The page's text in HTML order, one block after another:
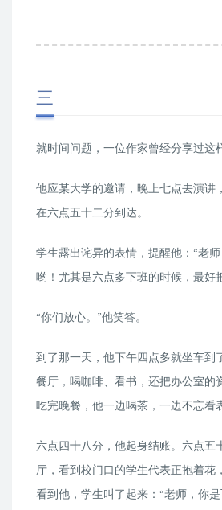
三
就时间问题，一位作家曾经分享过这
他应某大学的邀请，晚上七点去演讲
在六点五十二分到达。
学生露出诧异的表情，提醒他：“老
哟！尤其是六点多下班的时候，最好
“你们放心。”他笑答。
到了那一天，他下午四点多就坐车到
餐厅，喝咖啡、看书，还把办公室的
吃完晚餐，他一边喝茶，一边不忘看
六点四十八分，他起身结账。六点五
厅，看到校门口的学生代表正抱着花
看到他，学生叫了起来：“老师，你